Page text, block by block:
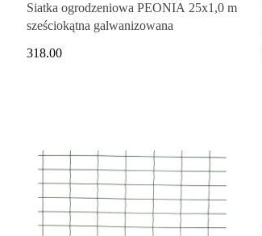
Siatka ogrodzeniowa PEONIA 25x1,0 m
sześciokątna galwanizowana
318.00